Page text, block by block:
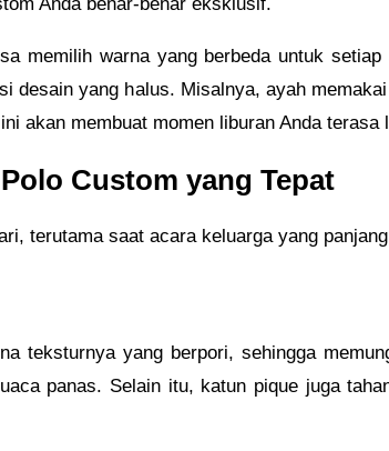
memilih warna yang berbeda untuk
desain yang halus. Misalnya, ayah
akan membuat momen liburan Anda terasa
Custom yang Tepat
terutama saat acara keluarga yang
teksturnya yang berpori, sehingga
panas. Selain itu, katun pique juga